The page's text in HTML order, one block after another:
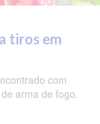
tiros em
com
arma de fogo.